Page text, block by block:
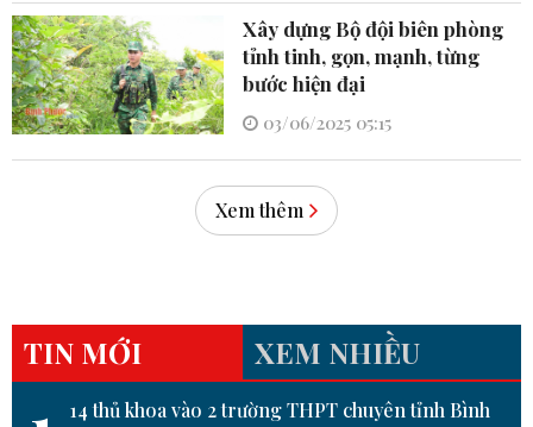
Xây dựng Bộ đội biên phòng
tỉnh tinh, gọn, mạnh, từng
bước hiện đại
03/06/2025 05:15
Xem thêm
TIN MỚI XEM NHIỀU
14 thủ khoa vào 2 trường THPT chuyên tỉnh Bình